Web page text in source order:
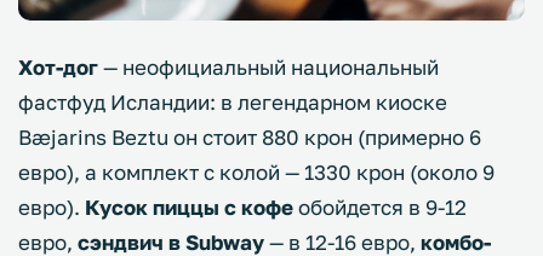
Хот-дог— неофициальный национальный
фастфуд Исландии: в легендарном киоске
Bæjarins Beztu он стоит 880 крон (примерно 6
евро), а комплект с колой — 1330 крон (около 9
евро). Кусок пиццы с кофеобойдется в 9-12
евро, сэндвич в Subway— в 12-16 евро, комбо-